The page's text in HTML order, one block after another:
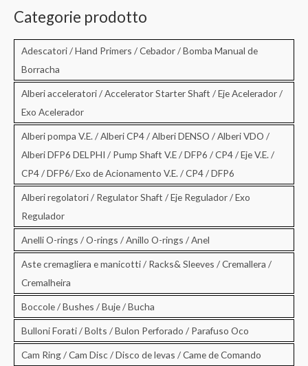
c
Categorie prodotto
Adescatori / Hand Primers / Cebador / Bomba Manual de
Borracha
Alberi acceleratori / Accelerator Starter Shaft / Eje Acelerador /
Exo Acelerador
Alberi pompa V.E. / Alberi CP4 / Alberi DENSO / Alberi VDO /
Alberi DFP6 DELPHI / Pump Shaft V.E / DFP6 / CP4 / Eje V.E. /
CP4 / DFP6/ Exo de Acionamento V.E. / CP4 / DFP6
Alberi regolatori / Regulator Shaft / Eje Regulador / Exo
Regulador
Anelli O-rings / O-rings / Anillo O-rings / Anel
Aste cremagliera e manicotti / Racks& Sleeves / Cremallera /
Cremalheira
Boccole / Bushes / Buje / Bucha
Bulloni Forati / Bolts / Bulon Perforado / Parafuso Oco
Cam Ring / Cam Disc / Disco de levas / Came de Comando